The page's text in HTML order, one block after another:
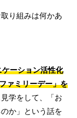
り組みは何かあ
ーション活性化
ァミリーデー」を
学をして、「お
か」という話を